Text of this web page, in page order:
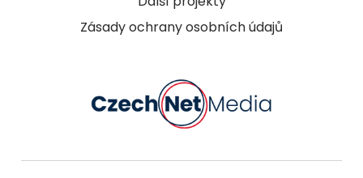
Zásady ochrany osobních údajů